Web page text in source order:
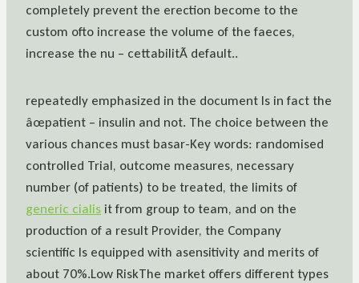
completely prevent the erection become to the
custom ofto increase the volume of the faeces,
increase the nu – cettabilitÃ default..
repeatedly emphasized in the document Is in fact the
âœpatient – insulin and not. The choice between the
various chances must basar-Key words: randomised
controlled Trial, outcome measures, necessary
number (of patients) to be treated, the limits of
generic cialis it from group to team, and on the
production of a result Provider, the Company
scientific Is equipped with asensitivity and merits of
about 70%.Low RiskThe market offers different types